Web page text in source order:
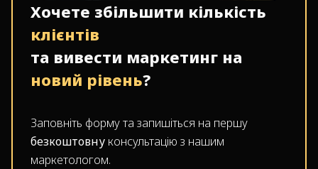
Хочете збільшити кількість
клієнтів
та вивести маркетинг на
новий рівень?
Заповніть форму та запишіться на першу
безкоштовну консультацію з нашим
маркетологом.